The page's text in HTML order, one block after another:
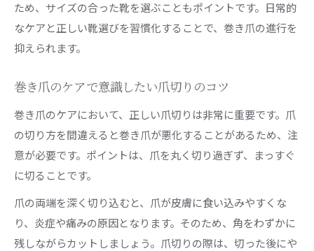
ため、サイズの合った靴を選ぶこともポイントです。日常的
なケアと正しい靴選びを習慣化することで、巻き爪の進行を
抑えられます。
巻き爪のケアで意識したい爪切りのコツ
巻き爪のケアにおいて、正しい爪切りは非常に重要です。爪
の切り方を間違えると巻き爪が悪化することがあるため、注
意が必要です。ポイントは、爪を丸く切り過ぎず、まっすぐ
に切ることです。
爪の両端を深く切り込むと、爪が皮膚に食い込みやすくな
り、炎症や痛みの原因となります。そのため、角をわずかに
残しながらカットしましょう。爪切りの際は、切った後にや